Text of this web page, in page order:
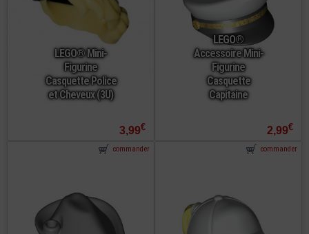
LEGO® Mini-
Figurine
Casquette Police
et Cheveux (3U)
3,99€
LEGO®
Accessoire Mini-
Figurine
Casquette
Capitaine
2,99€
commander commander